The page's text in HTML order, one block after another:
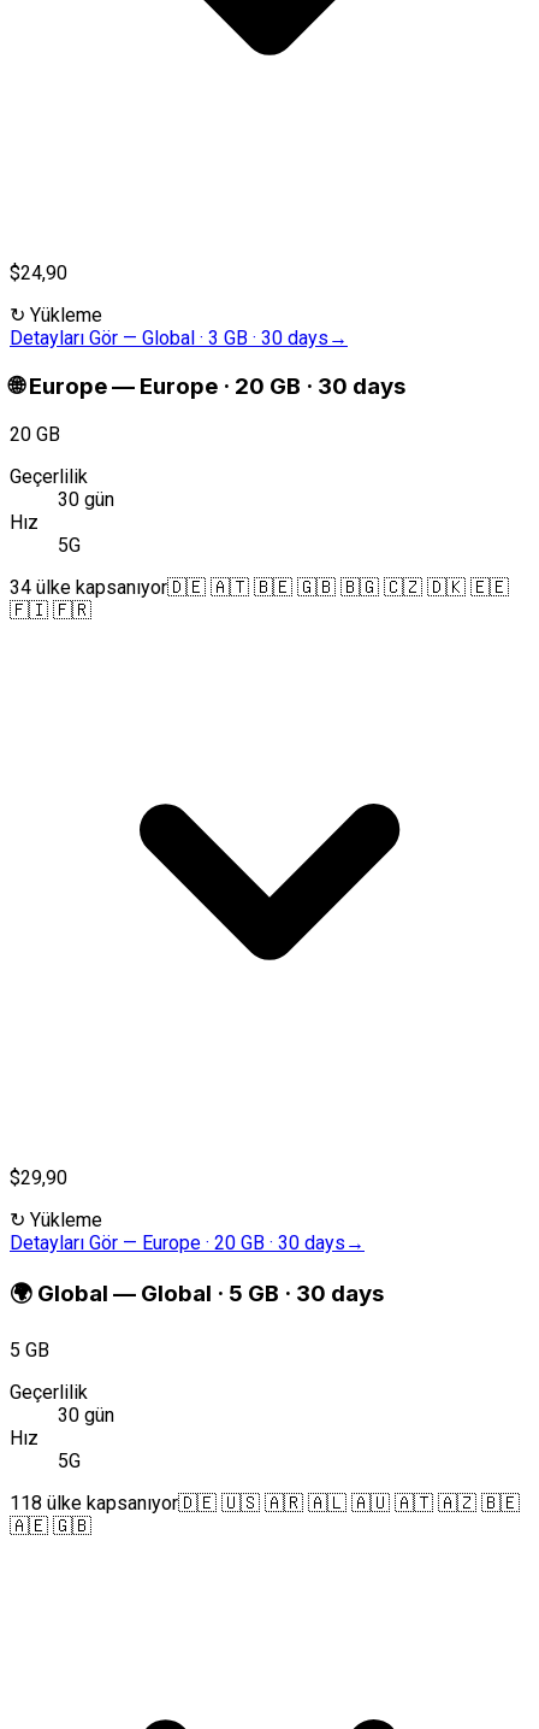
$24,90
↻ Yükleme
Detayları Gör — Global · 3 GB · 30 days →
🌐 Europe— Europe · 20 GB · 30 days
20 GB
Geçerlilik
30 gün
Hız
5G
34 ülke kapsanıyor🇩🇪 🇦🇹 🇧🇪 🇬🇧 🇧🇬 🇨🇿 🇩🇰 🇪🇪
🇫🇮 🇫🇷
$29,90
↻ Yükleme
Detayları Gör — Europe · 20 GB · 30 days →
🌍 Global — Global · 5 GB · 30 days
5 GB
Geçerlilik
30 gün
Hız
5G
118 ülke kapsanıyor🇩🇪 🇺🇸 🇦🇷 🇦🇱 🇦🇺 🇦🇹 🇦🇿 🇧🇪
🇦🇪 🇬🇧